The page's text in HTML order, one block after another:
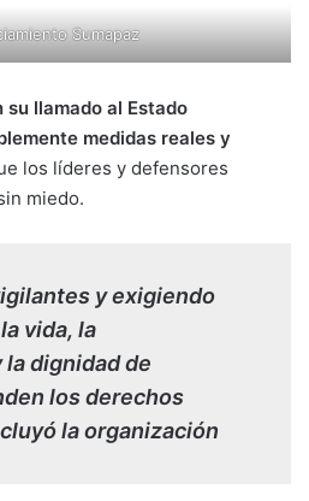
Sumapaz
su llamado al Estado
medidas reales y
los líderes y defensores
miedo.
y exigiendo
vida, la
dignidad de
los derechos
la organización